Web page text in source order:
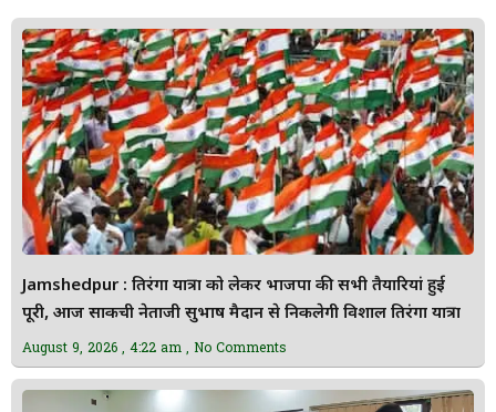
Jamshedpur : तिरंगा यात्रा को लेकर भाजपा की सभी तैयारियां हुई
पूरी, आज साकची नेताजी सुभाष मैदान से निकलेगी विशाल तिरंगा यात्रा
August 9, 2026 4:22 am No Comments